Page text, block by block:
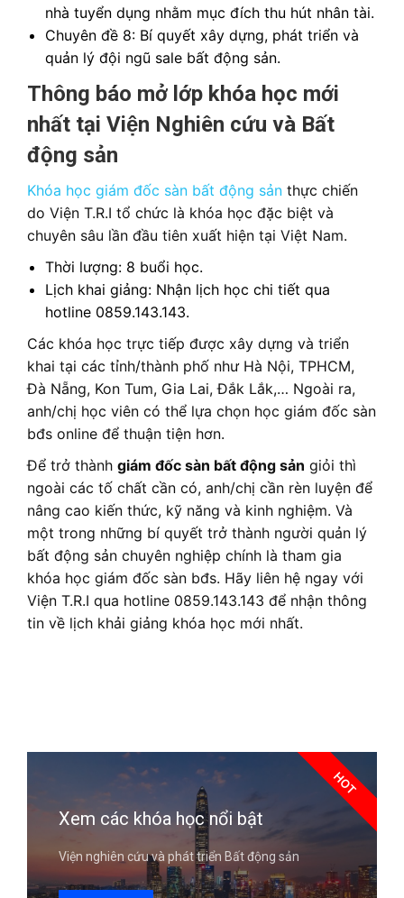
nhà tuyển dụng nhằm mục đích thu hút nhân tài.
Chuyên đề 8: Bí quyết xây dựng, phát triển và
quản lý đội ngũ sale bất động sản.
Thông báo mở lớp khóa học mới
nhất tại Viện Nghiên cứu và Bất
động sản
Khóa học giám đốc sàn bất động sản thực chiến
do Viện T.R.I tổ chức là khóa học đặc biệt và
chuyên sâu lần đầu tiên xuất hiện tại Việt Nam.
Thời lượng: 8 buổi học.
Lịch khai giảng: Nhận lịch học chi tiết qua
hotline 0859.143.143.
Các khóa học trực tiếp được xây dựng và triển
khai tại các tỉnh/thành phố như Hà Nội, TPHCM,
Đà Nẵng, Kon Tum, Gia Lai, Đắk Lắk,… Ngoài ra,
anh/chị học viên có thể lựa chọn học giám đốc sàn
bđs online để thuận tiện hơn.
Để trở thành giám đốc sàn bất động sản giỏi thì
ngoài các tố chất cần có, anh/chị cần rèn luyện để
nâng cao kiến thức, kỹ năng và kinh nghiệm. Và
một trong những bí quyết trở thành người quản lý
bất động sản chuyên nghiệp chính là tham gia
khóa học giám đốc sàn bđs. Hãy liên hệ ngay với
Viện T.R.I qua hotline 0859.143.143 để nhận thông
tin về lịch khải giảng khóa học mới nhất.
Xem các khóa học nổi bật
Viện nghiên cứu và phát triển Bất động sản
HOT